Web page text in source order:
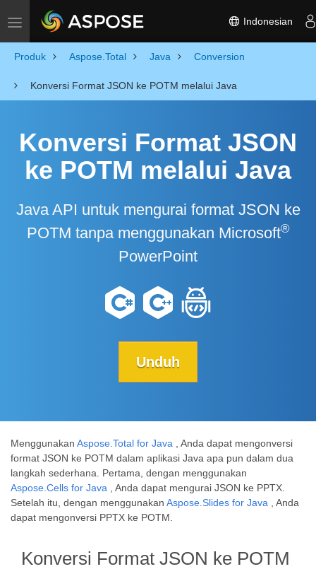
Toggle navigation Indonesian
Produk Aspose.Total Java Conversion
Konversi Format JSON ke POTM melalui Java
Konversi Format JSON
ke POTM melalui Java
Java API untuk mengurai format JSON ke
POTM tanpa menggunakan Microsoft®
PowerPoint
Unduh
Menggunakan Aspose.Total for Java , Anda dapat mengonversi
format JSON ke POTM dalam aplikasi Java apa pun dalam dua
langkah sederhana. Pertama, dengan menggunakan
Aspose.Cells for Java , Anda dapat mengurai JSON ke PPTX.
Setelah itu, dengan menggunakan Aspose.Slides for Java , Anda
dapat mengonversi PPTX ke POTM.
Konversi Format JSON ke POTM